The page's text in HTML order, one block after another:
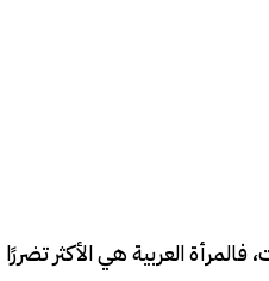
العربية هي الأكثر تضررًا